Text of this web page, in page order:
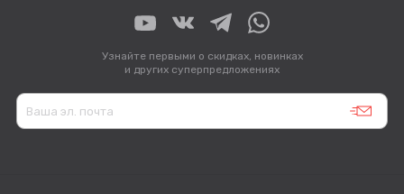
Узнайте первыми о скидках, новинках
и других суперпредложениях